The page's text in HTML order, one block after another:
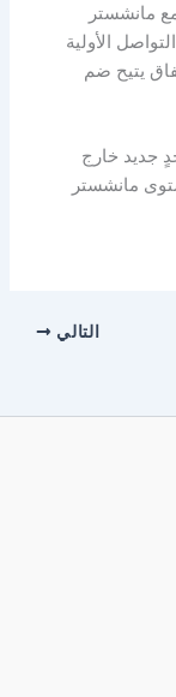
مانشستر
الأولية
يتيح ضم
جديد خارج
مانشستر
التالي